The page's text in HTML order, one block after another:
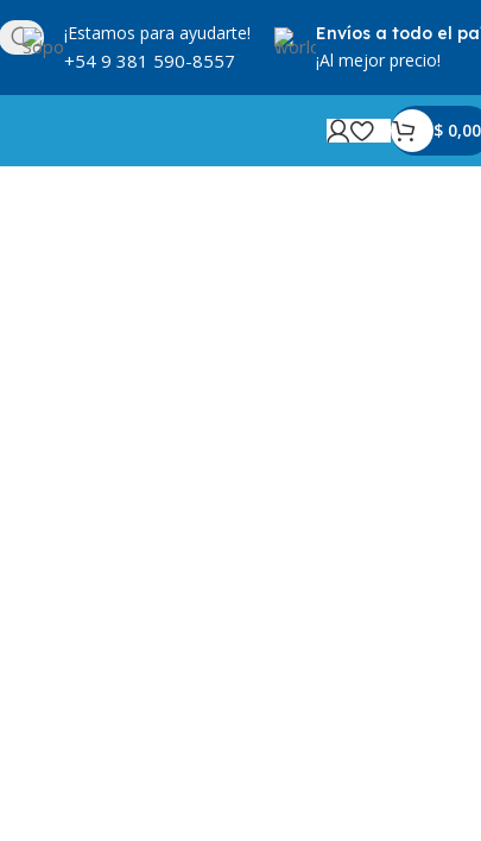
¡Estamos para ayudarte!
+54 9 381 590-8557
Envíos a todo el
¡Al mejor precio!
$ 0,00